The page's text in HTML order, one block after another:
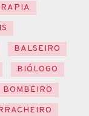
BALSEIRO
BIÓLOGO
BOMBEIRO